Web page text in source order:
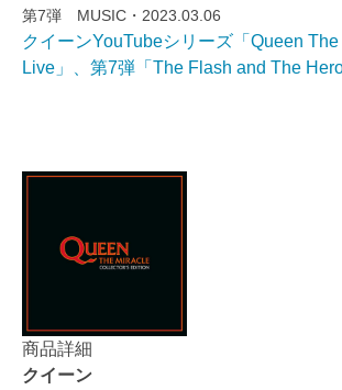
第7弾 MUSIC・2023.03.06
クイーンYouTubeシリーズ「Queen
Live」、第7弾「The Flash and The
商品詳細
クイーン